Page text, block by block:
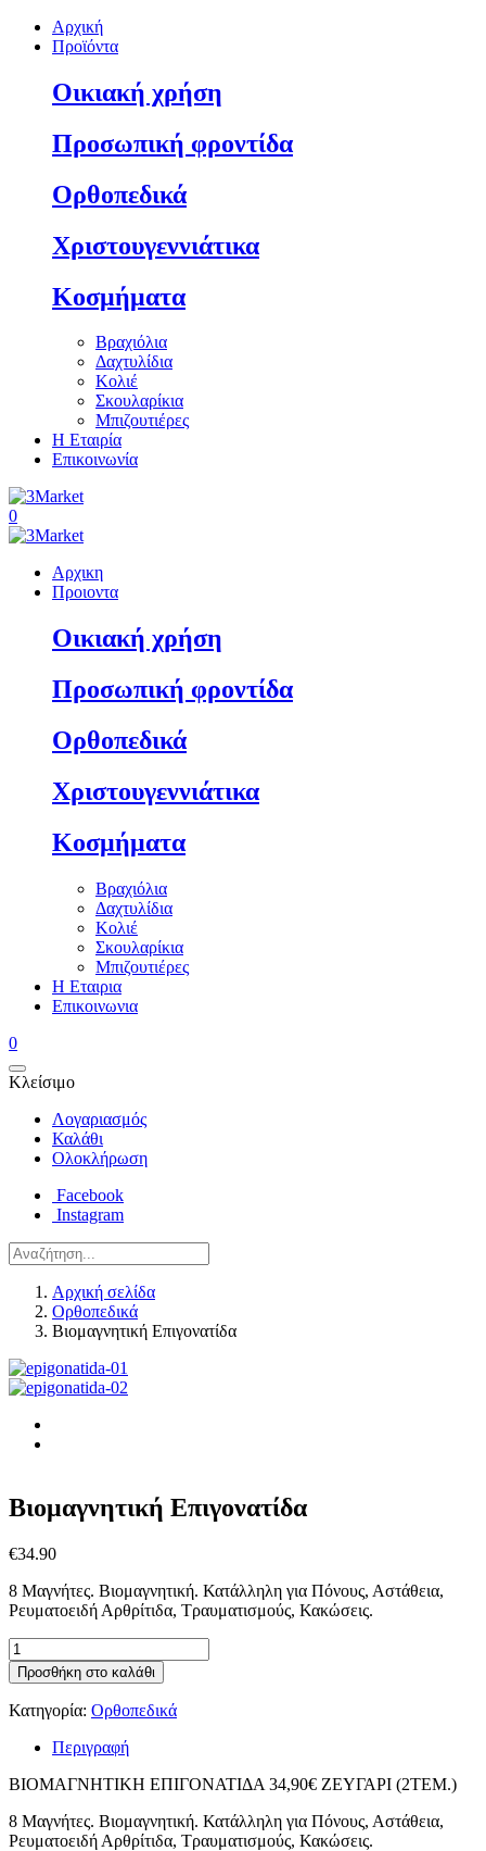
Αρχική
Προϊόντα
Οικιακή χρήση
Προσωπική φροντίδα
Ορθοπεδικά
Χριστουγεννιάτικα
Κοσμήματα
Βραχιόλια
Δαχτυλίδια
Κολιέ
Σκουλαρίκια
Μπιζουτιέρες
Η Εταιρία
Επικοινωνία
0
Αρχικη
Προιοντα
Οικιακή χρήση
Προσωπική φροντίδα
Ορθοπεδικά
Χριστουγεννιάτικα
Κοσμήματα
Βραχιόλια
Δαχτυλίδια
Κολιέ
Σκουλαρίκια
Μπιζουτιέρες
Η Εταιρια
Επικοινωνια
0
Κλείσιμο
Λογαριασμός
Καλάθι
Ολοκλήρωση
Facebook
Instagram
Αρχική σελίδα
Ορθοπεδικά
Βιομαγνητική Επιγονατίδα
Post
navigation
Βιομαγνητική Επιγονατίδα
€34.90
8 Μαγνήτες. Βιομαγνητική. Κατάλληλη για Πόνους, Αστάθεια,
Ρευματοειδή Αρθρίτιδα, Τραυματισμούς, Κακώσεις.
Βιομαγνητική
Επιγονατίδα
ποσότητα
Προσθήκη στο καλάθι
Κατηγορία: Ορθοπεδικά
Περιγραφή
ΒΙΟΜΑΓΝΗΤΙΚΗ ΕΠΙΓΟΝΑΤΙΔΑ 34,90€ ΖΕΥΓΑΡΙ (2ΤΕΜ.)
8 Μαγνήτες. Βιομαγνητική. Κατάλληλη για Πόνους, Αστάθεια,
Ρευματοειδή Αρθρίτιδα, Τραυματισμούς, Κακώσεις.